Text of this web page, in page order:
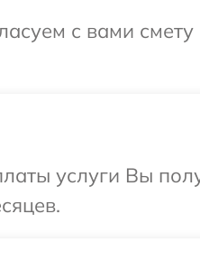
с вами
услуги Вы